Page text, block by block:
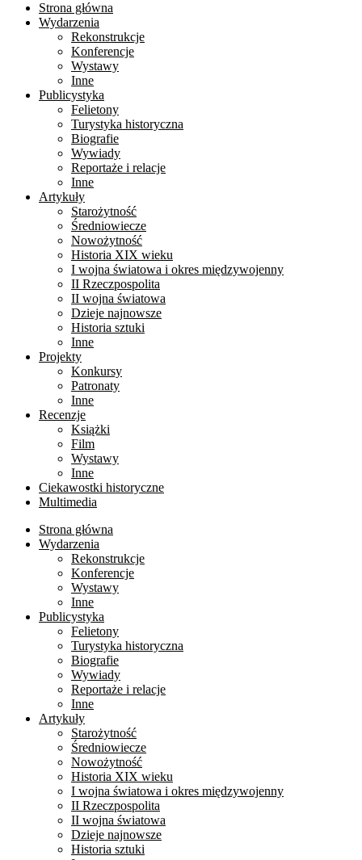
Strona główna
Wydarzenia
Rekonstrukcje
Konferencje
Wystawy
Inne
Publicystyka
Felietony
Turystyka historyczna
Biografie
Wywiady
Reportaże i relacje
Inne
Artykuły
Starożytność
Średniowiecze
Nowożytność
Historia XIX wieku
I wojna światowa i okres międzywojenny
II Rzeczpospolita
II wojna światowa
Dzieje najnowsze
Historia sztuki
Inne
Projekty
Konkursy
Patronaty
Inne
Recenzje
Książki
Film
Wystawy
Inne
Ciekawostki historyczne
Multimedia
Strona główna
Wydarzenia
Rekonstrukcje
Konferencje
Wystawy
Inne
Publicystyka
Felietony
Turystyka historyczna
Biografie
Wywiady
Reportaże i relacje
Inne
Artykuły
Starożytność
Średniowiecze
Nowożytność
Historia XIX wieku
I wojna światowa i okres międzywojenny
II Rzeczpospolita
II wojna światowa
Dzieje najnowsze
Historia sztuki